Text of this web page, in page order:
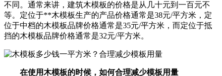
不同。通常来讲，建筑木模板的价格是从几十元到一百元不
等。定位于**木模板生产的产品价格通常是38元/平方米，定
位于中档的木模板品牌价格通常是35元/平方米，而定位于抵
挡的木模板品牌价格通常是32元/平方米。
在使用木模板的时候，如何合理减少模板用量